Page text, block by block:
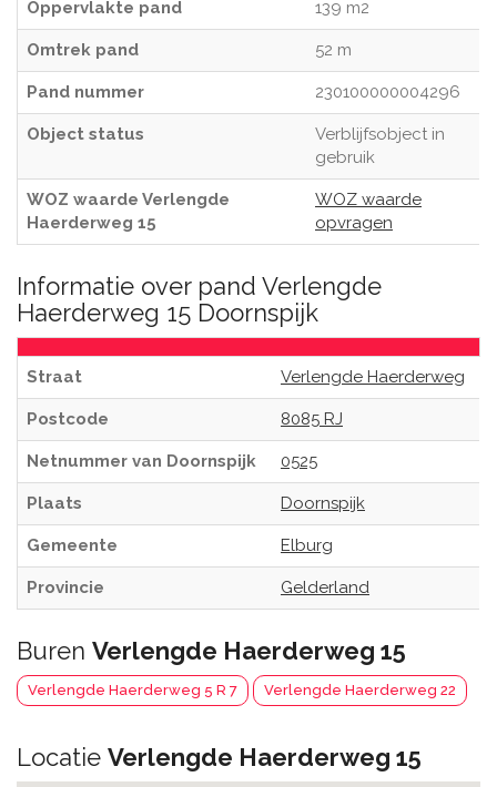
Oppervlakte pand 139 m2
Omtrek pand 52 m
Pand nummer 230100000004296
Object status
Verblijfsobject in
gebruik
WOZ waarde Verlengde
Haerderweg 15
WOZ waarde
opvragen
Informatie over pand Verlengde
Haerderweg 15 Doornspijk
Straat Verlengde Haerderweg
Postcode 8085 RJ
Netnummer van Doornspijk 0525
Plaats Doornspijk
Gemeente Elburg
Provincie Gelderland
Buren Verlengde Haerderweg 15
Verlengde Haerderweg 5 R 7 Verlengde Haerderweg 22
Locatie Verlengde Haerderweg 15